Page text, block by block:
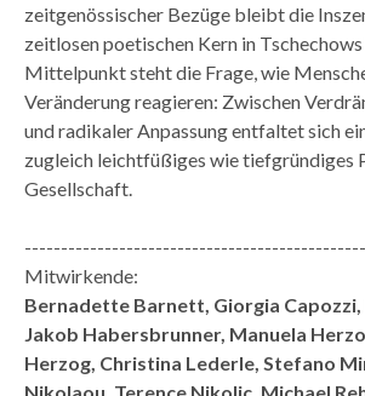
zeitgenössischer Bezüge bleibt die
zeitlosen poetischen Kern in
Mittelpunkt steht die Frage, wie
Veränderung reagieren: Zwischen
und radikaler Anpassung entfaltet sich
zugleich leichtfüßiges wie tiefgründiges
Gesellschaft.
Mitwirkende:
Bernadette Barnett, Giorgia Capozzi,
Jakob Habersbrunner, Manuela
Herzog, Christina Lederle, Stefano